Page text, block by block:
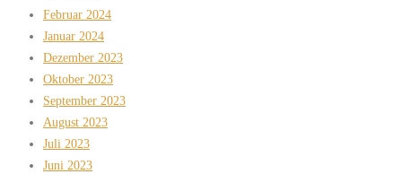
Februar 2024
Januar 2024
Dezember 2023
Oktober 2023
September 2023
August 2023
Juli 2023
Juni 2023